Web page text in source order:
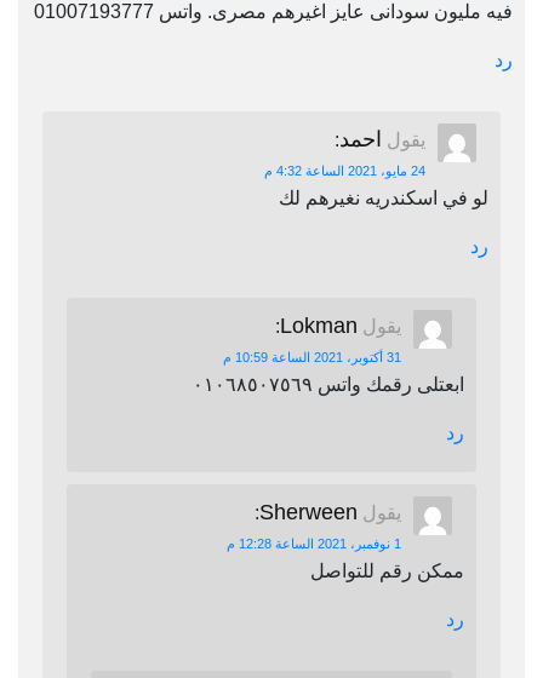
فيه مليون سودانى عايز اغيرهم مصرى. واتس 01007193777
رد
يقول احمد:
24 مايو، 2021 الساعة 4:32 م
لو في اسكندريه نغيرهم لك
رد
يقول Lokman
:
31 أكتوبر، 2021 الساعة 10:59 م
ابعتلى رقمك واتس ٠١٠٦٨٥٠٧٥٦٩
رد
يقول Sherween
:
1 نوفمبر، 2021 الساعة 12:28 م
ممكن رقم للتواصل
رد